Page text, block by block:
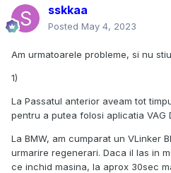
sskkaa
Posted May 4, 2023
Am urmatoarele probleme, si nu
1)
La Passatul anterior aveam tot
pentru a putea folosi aplicatia VAG
La BMW, am cumparat un VLinker
urmarire regenerari. Daca il las in
ce inchid masina, la aprox 30sec